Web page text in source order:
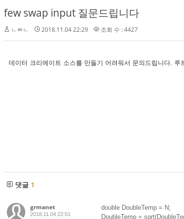
few swap input 질문드립니다
ㄴㄻㄴ 2018.11.04 22:29 조회 수 : 4427
데이터 크리에이트 소스를 만들기 어려워서 문의드립니다.
댓글 1
grmanet
2018.11.04 22:51
double DoubleTemp = N;
DoubleTemp =